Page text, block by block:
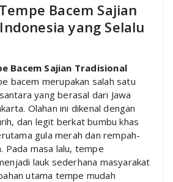
Bacem Sajian
yang Selalu
Bacem Sajian Tradisional
bacem merupakan salah satu
yang berasal dari Jawa
Olahan ini dikenal dengan
dan legit berkat bumbu khas
gula merah dan rempah-
Pada masa lalu, tempe
lauk sederhana masyarakat
utama tempe mudah